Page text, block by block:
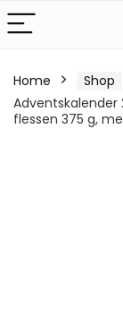
Home Shop
flessen 375 g,